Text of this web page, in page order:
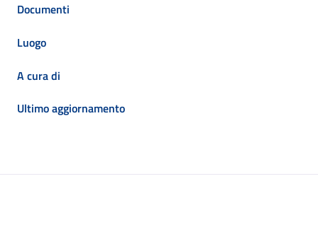
Documenti
Luogo
A cura di
Ultimo aggiornamento